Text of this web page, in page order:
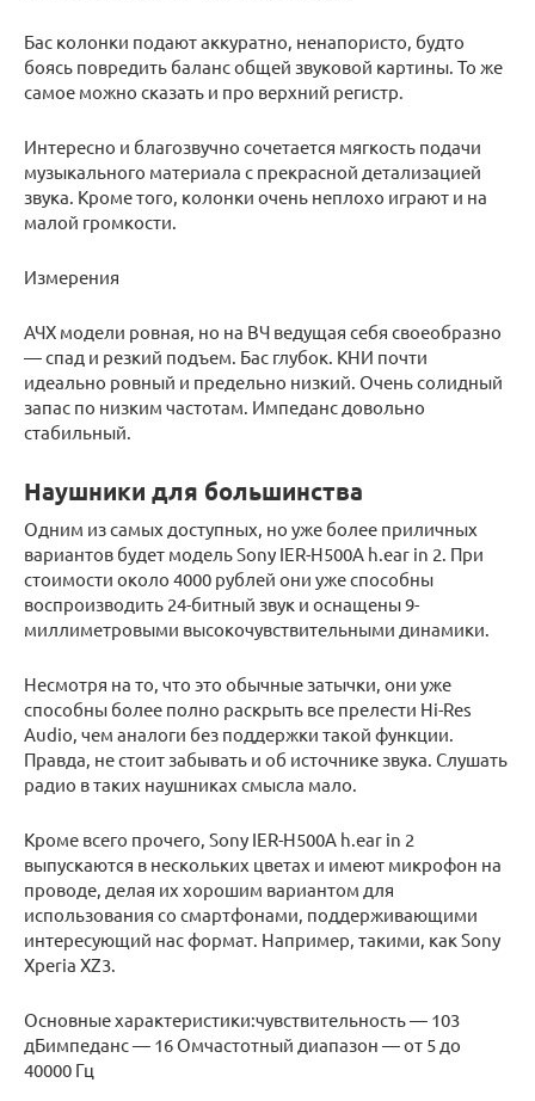
Бас колонки подают аккуратно, ненапористо, будто
боясь повредить баланс общей звуковой картины. То же
самое можно сказать и про верхний регистр.
Интересно и благозвучно сочетается мягкость подачи
музыкального материала с прекрасной детализацией
звука. Кроме того, колонки очень неплохо играют и на
малой громкости.
Измерения
АЧХ модели ровная, но на ВЧ ведущая себя своеобразно
— спад и резкий подъем. Бас глубок. КНИ почти
идеально ровный и предельно низкий. Очень солидный
запас по низким частотам. Импеданс довольно
стабильный.
Наушники для большинства
Одним из самых доступных, но уже более приличных
вариантов будет модель Sony IER-H500A h.ear in 2. При
стоимости около 4000 рублей они уже способны
воспроизводить 24-битный звук и оснащены 9-
миллиметровыми высокочувствительными динамики.
Несмотря на то, что это обычные затычки, они уже
способны более полно раскрыть все прелести Hi-Res
Audio, чем аналоги без поддержки такой функции.
Правда, не стоит забывать и об источнике звука. Слушать
радио в таких наушниках смысла мало.
Кроме всего прочего, Sony IER-H500A h.ear in 2
выпускаются в нескольких цветах и имеют микрофон на
проводе, делая их хорошим вариантом для
использования со смартфонами, поддерживающими
интересующий нас формат. Например, такими, как Sony
Xperia XZ3.
Основные характеристики:чувствительность — 103
дБимпеданс — 16 Омчастотный диапазон — от 5 до
40000 Гц